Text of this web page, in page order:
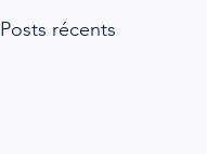
Posts récents